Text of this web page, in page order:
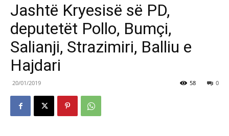
Jashtë Kryesisë së PD,
deputetët Pollo, Bumçi,
Salianji, Strazimiri, Balliu e
Hajdari
20/01/2019 0
58